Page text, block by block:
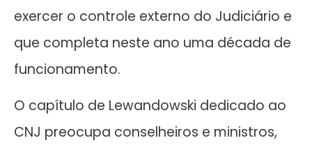
exercer o controle externo do Judiciário e
que completa neste ano uma década de
funcionamento.
O capítulo de Lewandowski dedicado ao
CNJ preocupa conselheiros e ministros,